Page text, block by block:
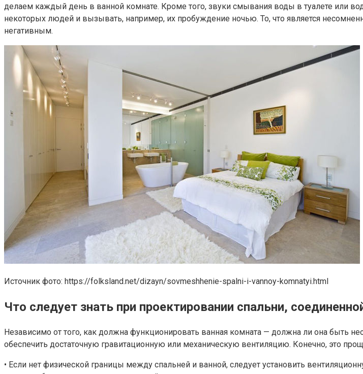
делаем каждый день в ванной комнате. Кроме того, звуки смывания воды в туалете или
некоторых людей и вызывать, например, их пробуждение ночью. То, что является
негативным.
Источник фото: https://folksland.net/dizayn/sovmeshhenie-spalni-i-vannoy-komnatyi.html
Что следует знать при проектировании спальни,
Независимо от того, как должна функционировать ванная комната — должна ли она быть
обеспечить достаточную гравитационную или механическую вентиляцию. Конечно, это
• Если нет физической границы между спальней и ванной, следует установить